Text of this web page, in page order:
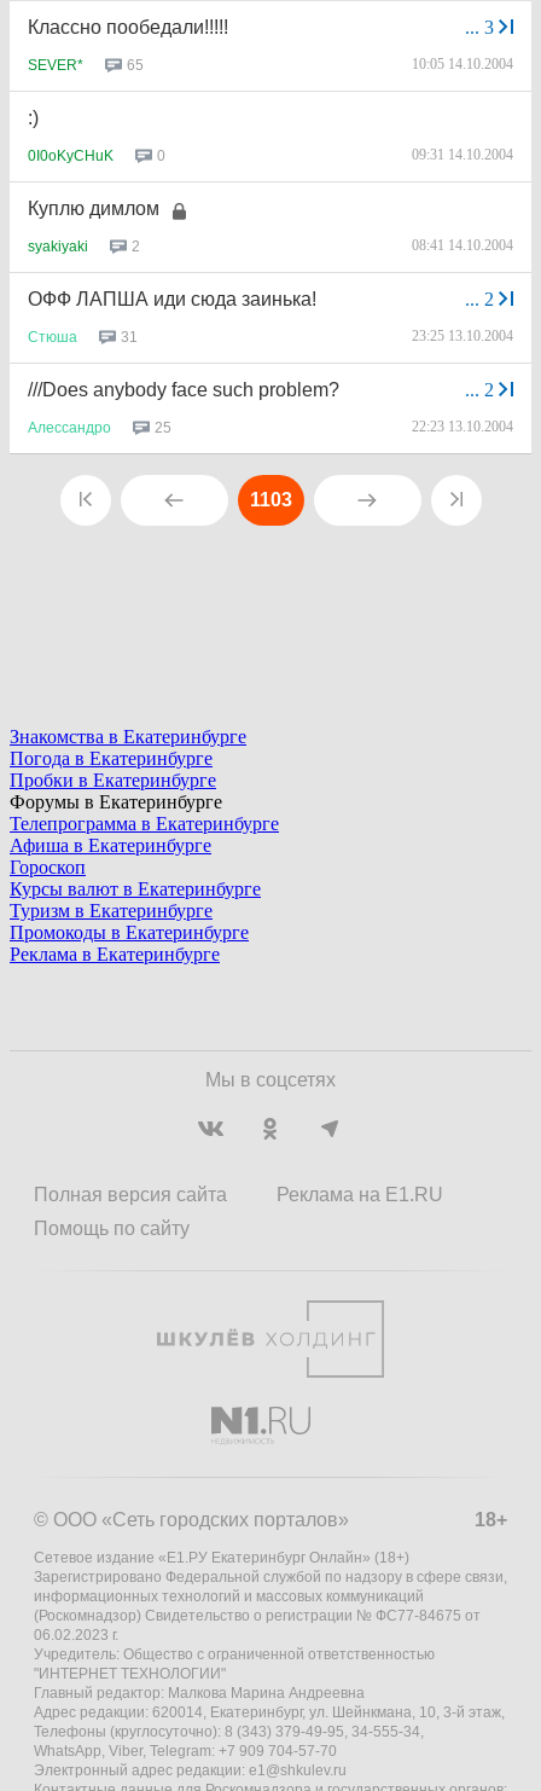
... 3
Классно пообедали!!!!!
SEVER* 65 10:05 14.10.2004
:)
0I0oKyCHuK 0 09:31 14.10.2004
Куплю димлом
syakiyaki 2 08:41 14.10.2004
... 2
ОФФ ЛАПША иди сюда заинька!
Стюша 31 23:25 13.10.2004
... 2
///Does anybody face such problem?
Алессандро 25 22:23 13.10.2004
1103
Знакомства в Екатеринбурге
Погода в Екатеринбурге
Пробки в Екатеринбурге
Форумы в Екатеринбурге
Телепрограмма в Екатеринбурге
Афиша в Екатеринбурге
Гороскоп
Курсы валют в Екатеринбурге
Туризм в Екатеринбурге
Промокоды в Екатеринбурге
Реклама в Екатеринбурге
Мы в соцсетях
Полная версия сайта
Помощь по сайту
Реклама на E1.RU
18+
© ООО «Сеть городских порталов»
Сетевое издание «Е1.РУ Екатеринбург Онлайн» (18+)
Зарегистрировано Федеральной службой по надзору в сфере связи,
информационных технологий и массовых коммуникаций
(Роскомнадзор) Свидетельство о регистрации № ФС77-84675 от
06.02.2023 г.
Учредитель: Общество с ограниченной ответственностью
"ИНТЕРНЕТ ТЕХНОЛОГИИ"
Главный редактор: Малкова Марина Андреевна
Адрес редакции: 620014, Екатеринбург, ул. Шейнкмана, 10, 3-й этаж,
Телефоны (круглосуточно): 8 (343) 379-49-95, 34-555-34,
WhatsApp, Viber, Telegram: +7 909 704-57-70
Электронный адрес редакции: e1@shkulev.ru